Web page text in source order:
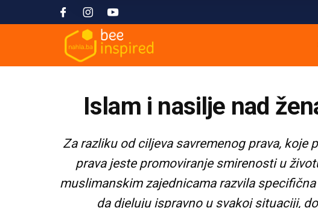
Islam i nasilje nad
Za razliku od ciljeva savremenog prava,
prava jeste promoviranje smirenosti u
muslimanskim zajednicama razvila
da djeluju ispravno u svakoj situaciji,